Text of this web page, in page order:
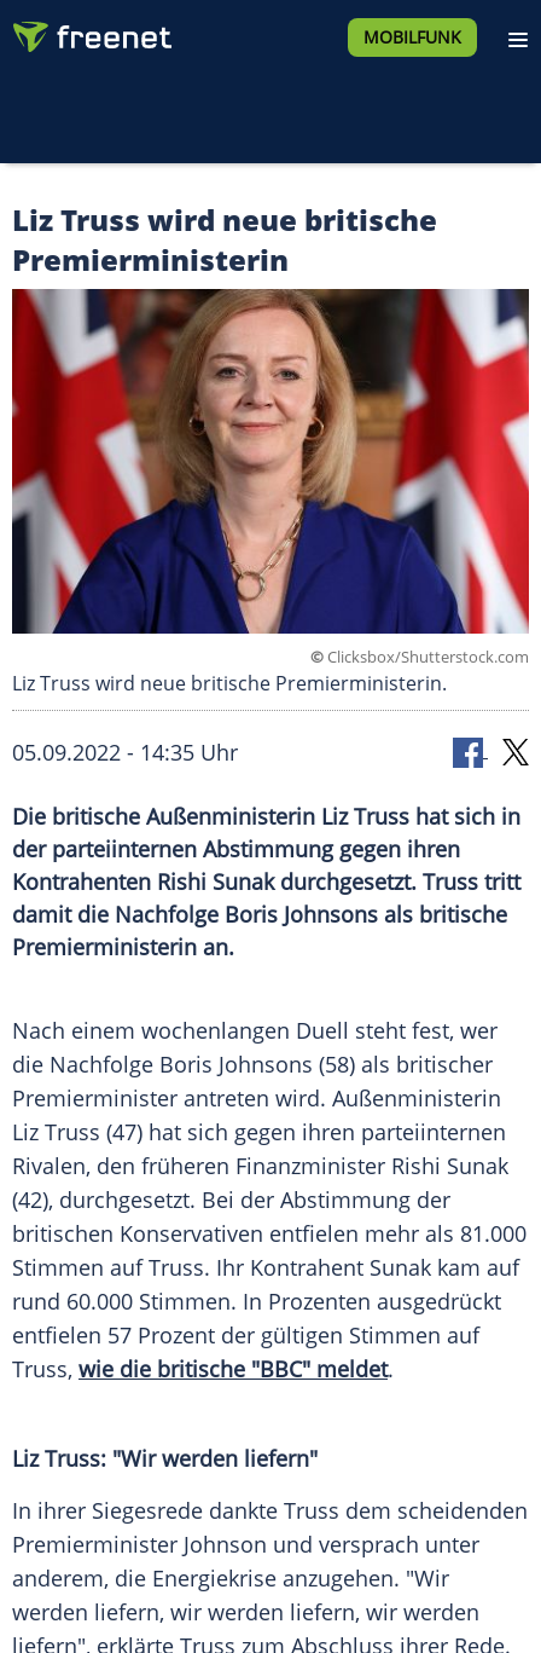
MOBILFUNK
Liz Truss wird neue britische
Premierministerin
©Clicksbox/Shutterstock.com
Liz Truss wird neue britische Premierministerin.
05.09.2022 - 14:35 Uhr
Die britische Außenministerin Liz Truss hat sich in
der parteiinternen Abstimmung gegen ihren
Kontrahenten Rishi Sunak durchgesetzt. Truss tritt
damit die Nachfolge Boris Johnsons als britische
Premierministerin an.
Nach einem wochenlangen Duell steht fest, wer
die Nachfolge Boris Johnsons (58) als britischer
Premierminister antreten wird. Außenministerin
Liz Truss (47) hat sich gegen ihren parteiinternen
Rivalen, den früheren Finanzminister Rishi Sunak
(42), durchgesetzt. Bei der Abstimmung der
britischen Konservativen entfielen mehr als 81.000
Stimmen auf Truss. Ihr Kontrahent Sunak kam auf
rund 60.000 Stimmen. In Prozenten ausgedrückt
entfielen 57 Prozent der gültigen Stimmen auf
Truss, wie die britische "BBC" meldet.
Liz Truss: "Wir werden liefern"
In ihrer Siegesrede dankte Truss dem scheidenden
Premierminister Johnson und versprach unter
anderem, die Energiekrise anzugehen. "Wir
werden liefern, wir werden liefern, wir werden
liefern", erklärte Truss zum Abschluss ihrer Rede.